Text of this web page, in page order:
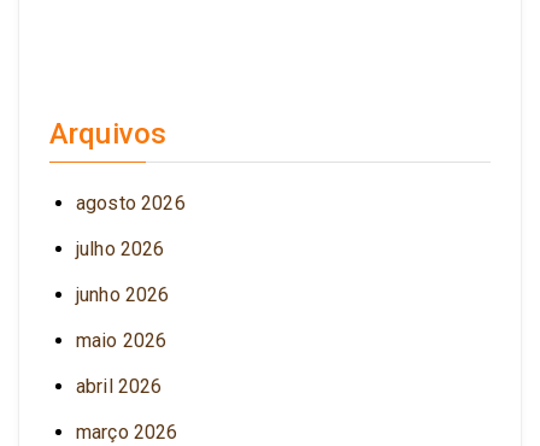
Arquivos
agosto 2026
julho 2026
junho 2026
maio 2026
abril 2026
março 2026